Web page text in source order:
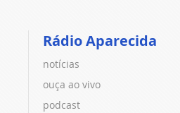
Rádio Aparecida
notícias
ouça ao vivo
podcast